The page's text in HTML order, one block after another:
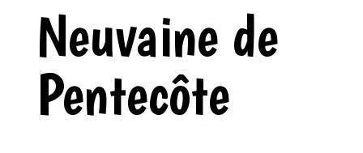
Neuvaine de
Pentecôte